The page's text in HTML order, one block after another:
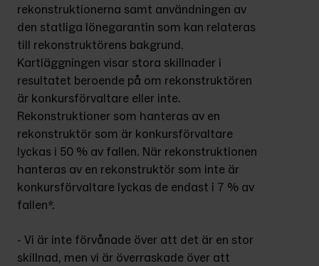
rekonstruktionerna samt användningen av
den statliga lönegarantin som kan relateras
till rekonstruktörens bakgrund.
Kartläggningen visar stora skillnader i
resultatet beroende på om rekonstruktören
är konkursförvaltare eller inte.
Rekonstruktioner som hanteras av en
rekonstruktör som är konkursförvaltare
lyckas i 50 % av fallen. När rekonstruktionen
hanteras av en rekonstruktör som inte är
konkursförvaltare lyckas de endast i 7 % av
fallen*.
- Vi är inte förvånade över att det är en stor
skillnad, men vi är överraskade över att